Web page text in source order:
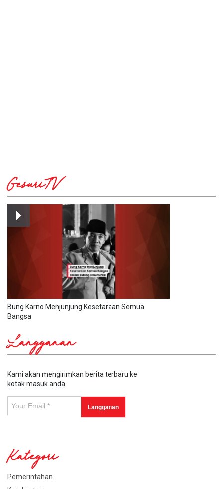
GesuriTV
Bung Karno Menjunjung Kesetaraan Semua
Bangsa
Langganan
Kami akan mengirimkan berita terbaru ke
kotak masuk anda
Kategori
Pemerintahan